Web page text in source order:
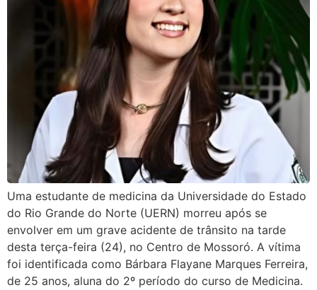
Uma estudante de medicina da Universidade do Estado
do Rio Grande do Norte (UERN) morreu após se
envolver em um grave acidente de trânsito na tarde
desta terça-feira (24), no Centro de Mossoró. A vítima
foi identificada como Bárbara Flayane Marques Ferreira,
de 25 anos, aluna do 2º período do curso de Medicina.